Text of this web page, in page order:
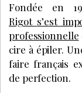
Fondée en
Rigot s’est
professionnelle
cire à épiler.
faire français
de perfection.